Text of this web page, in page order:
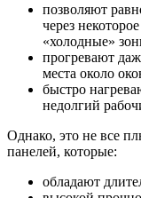
позволяют
через
«холодные»
прогревают
места около
быстро
недолгий
Однако, это не все
панелей, которые:
обладают